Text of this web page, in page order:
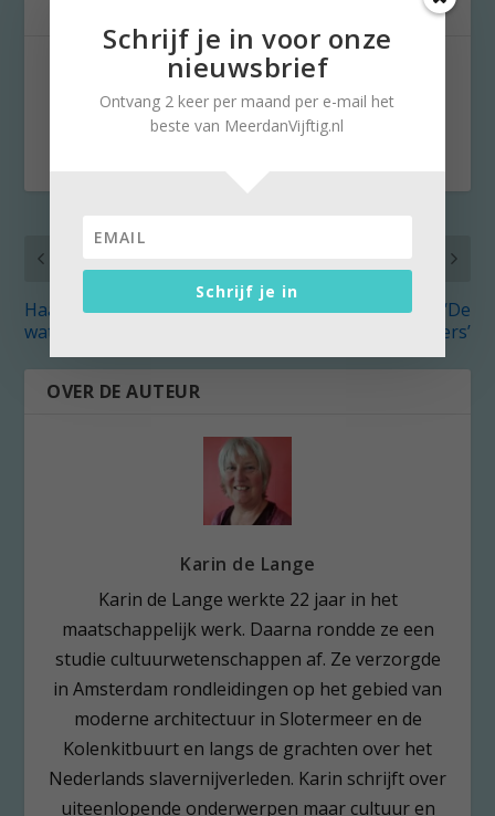
DEEL:
Haarlem vanaf het
water
Zwicht ook voor ‘De
Verleiders’
OVER DE AUTEUR
Karin de Lange
Karin de Lange werkte 22 jaar in het
maatschappelijk werk. Daarna rondde ze een
studie cultuurwetenschappen af. Ze verzorgde
in Amsterdam rondleidingen op het gebied van
moderne architectuur in Slotermeer en de
Kolenkitbuurt en langs de grachten over het
Nederlands slavernijverleden. Karin schrijft over
uiteenlopende onderwerpen maar cultuur en
Schrijf je in voor onze
nieuwsbrief
Ontvang 2 keer per maand per e-mail het
beste van MeerdanVijftig.nl
Schrijf je in